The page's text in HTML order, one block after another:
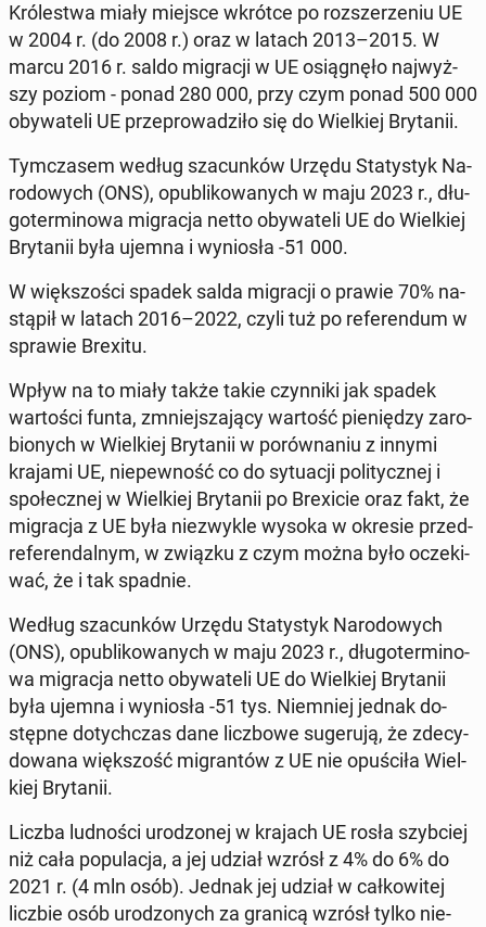
Kró­le­stwa miały miejsce wkrótce po roz­sze­rze­niu UE
w 2004 r. (do 2008 r.) oraz w latach 2013–2015. W
marcu 2016 r. saldo mi­gra­cji w UE osią­gnę­ło naj­wyż­
szy poziom - ponad 280 000, przy czym ponad 500 000
oby­wa­te­li UE prze­pro­wa­dzi­ło się do Wiel­kiej Bry­ta­nii.
Tym­cza­sem według sza­cun­ków Urzędu Sta­ty­styk Na­
ro­do­wych (ONS), opu­bli­ko­wa­nych w maju 2023 r., dłu­
go­ter­mi­no­wa mi­gra­cja netto oby­wa­te­li UE do Wiel­kiej
Bry­ta­nii była ujemna i wy­nio­sła -51 000.
W więk­szo­ści spadek salda mi­gra­cji o prawie 70% na­
stą­pił w latach 2016–2022, czyli tuż po re­fe­ren­dum w
sprawie Brexitu.
Wpływ na to miały także takie czyn­ni­ki jak spadek
war­to­ści funta, zmniej­sza­ją­cy wartość pie­nię­dzy za­ro­
bio­nych w Wiel­kiej Bry­ta­nii w po­rów­na­niu z innymi
krajami UE, nie­pew­ność co do sy­tu­acji po­li­tycz­nej i
spo­łecz­nej w Wiel­kiej Bry­ta­nii po Bre­xi­cie oraz fakt, że
mi­gra­cja z UE była nie­zwy­kle wysoka w okresie przed­
re­fe­ren­dal­nym, w związku z czym można było ocze­ki­
wać, że i tak spadnie.
Według sza­cun­ków Urzędu Sta­ty­styk Na­ro­do­wych
(ONS), opu­bli­ko­wa­nych w maju 2023 r., dłu­go­ter­mi­no­
wa mi­gra­cja netto oby­wa­te­li UE do Wiel­kiej Bry­ta­nii
była ujemna i wy­nio­sła -51 tys. Nie­mniej jednak do­
stęp­ne do­tych­czas dane licz­bo­we su­ge­ru­ją, że zde­cy­
do­wa­na więk­szość mi­gran­tów z UE nie opu­ści­ła Wiel­
kiej Bry­ta­nii.
Liczba lud­no­ści uro­dzo­nej w krajach UE rosła szyb­ciej
niż cała po­pu­la­cja, a jej udział wzrósł z 4% do 6% do
2021 r. (4 mln osób). Jednak jej udział w cał­ko­wi­tej
liczbie osób uro­dzo­nych za granicą wzrósł tylko nie­